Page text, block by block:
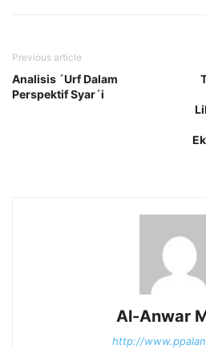
Previous article
Analisis ´Urf Dalam
Perspektif Syar´i
Al-Anwar
http://